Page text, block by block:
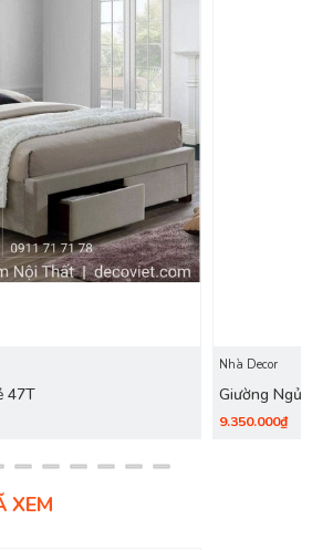
Cao Cấp Cho Không Gian
là nơi để bạn đắm chìm vào giấc
gian riêng tư thể hiện tính cách, gu
kế phòng ngủ luôn được gia chủ
cảm đặc biệt nhất.
47T
Nhà Decor
Giường Ngủ
9.350.000₫
XEM